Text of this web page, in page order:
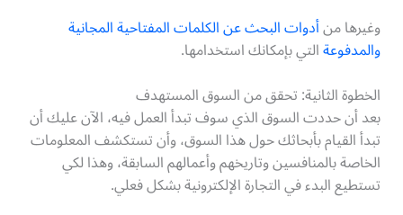
وغيرها منأدوات البحث عن الكلمات المفتاحية المجانية
والمدفوعةالتي بإمكانك استخدامها.
الخطوة الثانية: تحقق من السوق المستهدف
بعد أن حددت السوق الذي سوف تبدأ العمل فيه، الآن عليك أن
تبدأ القيام بأبحاثك حول هذا السوق، وأن تستكشف المعلومات
الخاصة بالمنافسين وتاريخهم وأعمالهم السابقة، وهذا لكي
تستطيع البدء في التجارة الإلكترونية بشكل فعلي.